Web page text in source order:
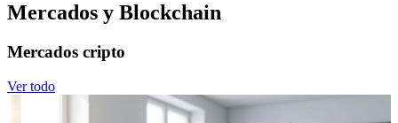
Mercados y Blockchain
Mercados cripto
Ver todo